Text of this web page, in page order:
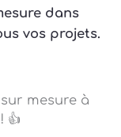
vos projets.
👍